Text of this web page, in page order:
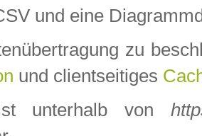
und eine
zu
und clientseitiges
unterhalb von